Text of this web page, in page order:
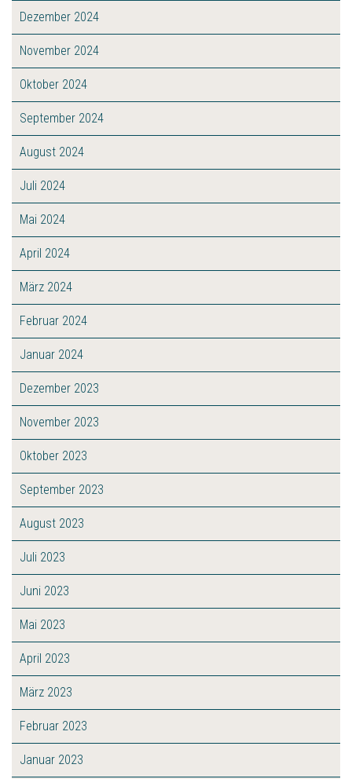
Dezember 2024
November 2024
Oktober 2024
September 2024
August 2024
Juli 2024
Mai 2024
April 2024
März 2024
Februar 2024
Januar 2024
Dezember 2023
November 2023
Oktober 2023
September 2023
August 2023
Juli 2023
Juni 2023
Mai 2023
April 2023
März 2023
Februar 2023
Januar 2023